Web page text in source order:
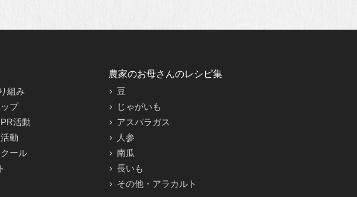
組み
プ
活動
動
ール
農家のお母さんのレシピ集
豆
じゃがいも
アスパラガス
人参
南瓜
長いも
その他・アラカルト